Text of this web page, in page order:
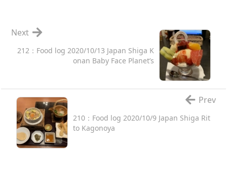
212：Food log 2020/10/13 Japan Shiga K
onan Baby Face Planet’s
Next
210：Food log 2020/10/9 Japan Shiga Rit
to Kagonoya
Prev